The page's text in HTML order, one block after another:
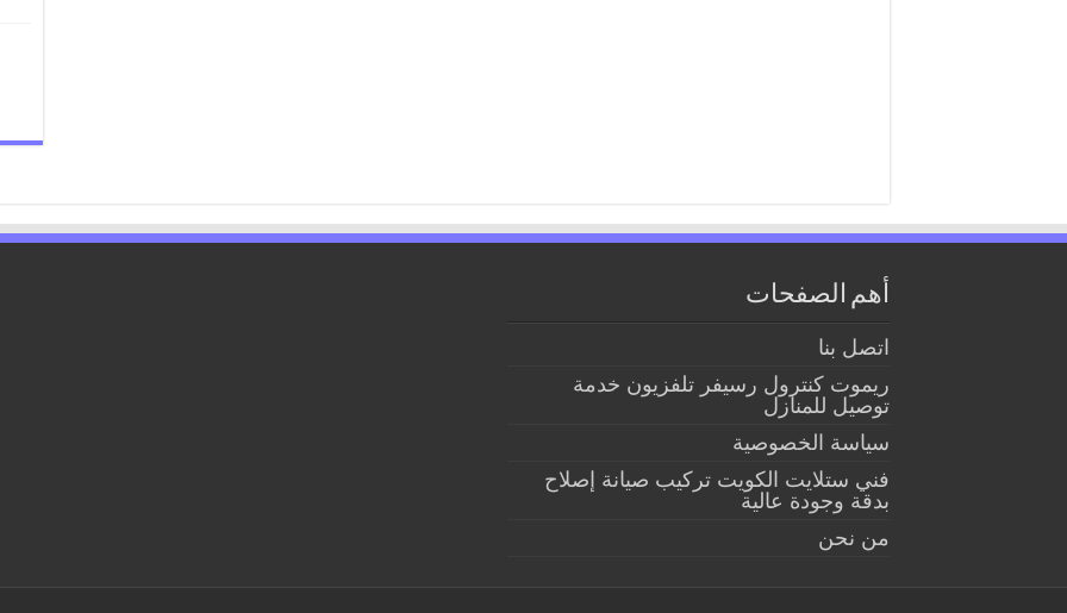
أهم الصفحات
اتصل بنا
ريموت كنترول رسيفر تلفزيون خدمة
توصيل للمنازل
سياسة الخصوصية
فني ستلايت الكويت تركيب صيانة إصلاح
بدقة وجودة عالية
من نحن